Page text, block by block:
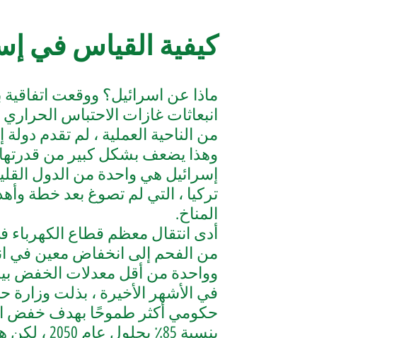
كيفية القياس في
ماذا عن اسرائيل؟ ووقعت
انبعاثات غازات الاحتباس
من الناحية العملية ، لم تقدم
وهذا يضعف بشكل كبير من قدرتها
إسرائيل هي واحدة من الدول
تركيا ، التي لم تصوغ بعد خطة
المناخ.
أدى انتقال معظم قطاع الكهرباء
من الفحم إلى انخفاض معين في
وواحدة من أقل معدلات الخفض
في الأشهر الأخيرة ، بذلت وزارة
حكومي أكثر طموحًا بهدف خفض الانبعاثات
بنسبة 85٪ بحلول عام 2050 ، لكن هذا القرار معارضة شديدة من وزارتي المالية والطاقة.